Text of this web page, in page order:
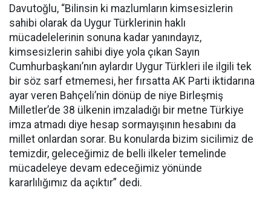
Davutoğlu, “Bilinsin ki mazlumların kimsesizlerin
sahibi olarak da Uygur Türklerinin haklı
mücadelelerinin sonuna kadar yanındayız,
kimsesizlerin sahibi diye yola çıkan Sayın
Cumhurbaşkanı’nın aylardır Uygur Türkleri ile ilgili tek
bir söz sarf etmemesi, her fırsatta AK Parti iktidarına
ayar veren Bahçeli’nin dönüp de niye Birleşmiş
Milletler’de 38 ülkenin imzaladığı bir metne Türkiye
imza atmadı diye hesap sormayışının hesabını da
millet onlardan sorar. Bu konularda bizim sicilimiz de
temizdir, geleceğimiz de belli ilkeler temelinde
mücadeleye devam edeceğimiz yönünde
kararlılığımız da açıktır” dedi.